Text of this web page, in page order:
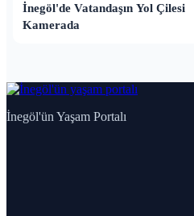
İnegöl'de Vatandaşın Yol Çilesi
Kamerada
İnegöl'ün Yaşam Portalı